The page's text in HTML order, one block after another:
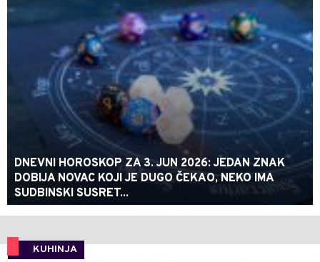
DNEVNI HOROSKOP ZA 3. JUN 2026: JEDAN ZNAK
DOBIJA NOVAC KOJI JE DUGO ČEKAO, NEKO IMA
SUDBINSKI SUSRET...
KUHINJA